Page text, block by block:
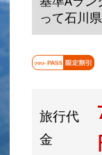
って石川
旅行代
金